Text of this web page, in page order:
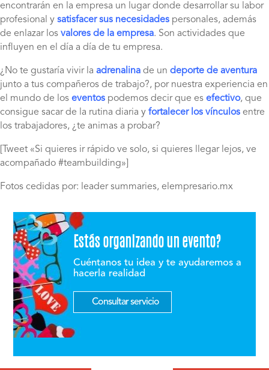
encontrarán en la empresa un lugar donde desarrollar su labor
profesional y satisfacer sus necesidades personales, además
de enlazar los valores de la empresa. Son actividades que
influyen en el día a día de tu empresa.
¿No te gustaría vivir la adrenalina de un deporte de aventura
junto a tus compañeros de trabajo?, por nuestra experiencia en
el mundo de los eventos podemos decir que es efectivo, que
consigue sacar de la rutina diaria y fortalecer los vínculos entre
los trabajadores, ¿te animas a probar?
[Tweet «Si quieres ir rápido ve solo, si quieres llegar lejos, ve
acompañado #teambuilding»]
Fotos cedidas por: leader summaries, elempresario.mx
Estás organizando un evento?
Cuéntanos tu idea y te ayudaremos a
hacerla realidad
Consultar servicio